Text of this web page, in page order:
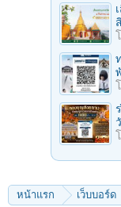
หน้าแรก เว็บบอร์ด